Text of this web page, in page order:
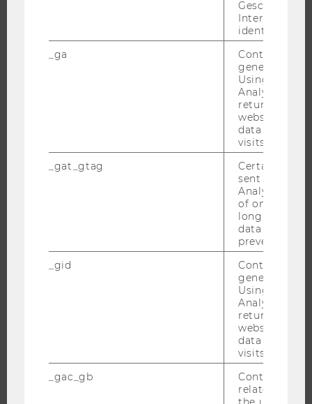
INFORMATIONEN FÜR STUDIERENDE
INTERNATIONALE UND INCOMING EXCHANGE STUDIERENDE
ANGEBOTE FÜR SCHULEN UND STUDIENINTERESSIERTE
FORSCHUNG
ORGANISATION DER FORSCHUNG
ÜBER DIE WU
ORGANISATION
Geschlecht
Interessen zu
identifizieren.
_ga
Contains a
generated
Using this
Analytics can
returning
website and
data from
visits.
_gat_gtag
Certain data
sent to
Analytics a
of once per
long as it is
data
prevented.
_gid
Contains a
generated
Using this
Analytics can
returning
website and
data from
visits.
_gac_gb
Contains
related